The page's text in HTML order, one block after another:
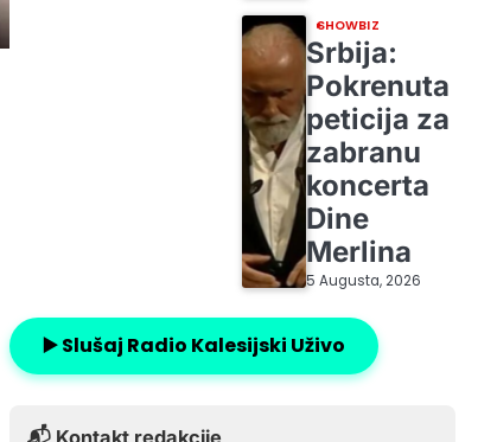
SHOWBIZ
Srbija:
Pokrenuta
peticija za
zabranu
koncerta
Dine
Merlina
5 Augusta, 2026
▶️ Slušaj Radio Kalesijski Uživo
📬 Kontakt redakcije